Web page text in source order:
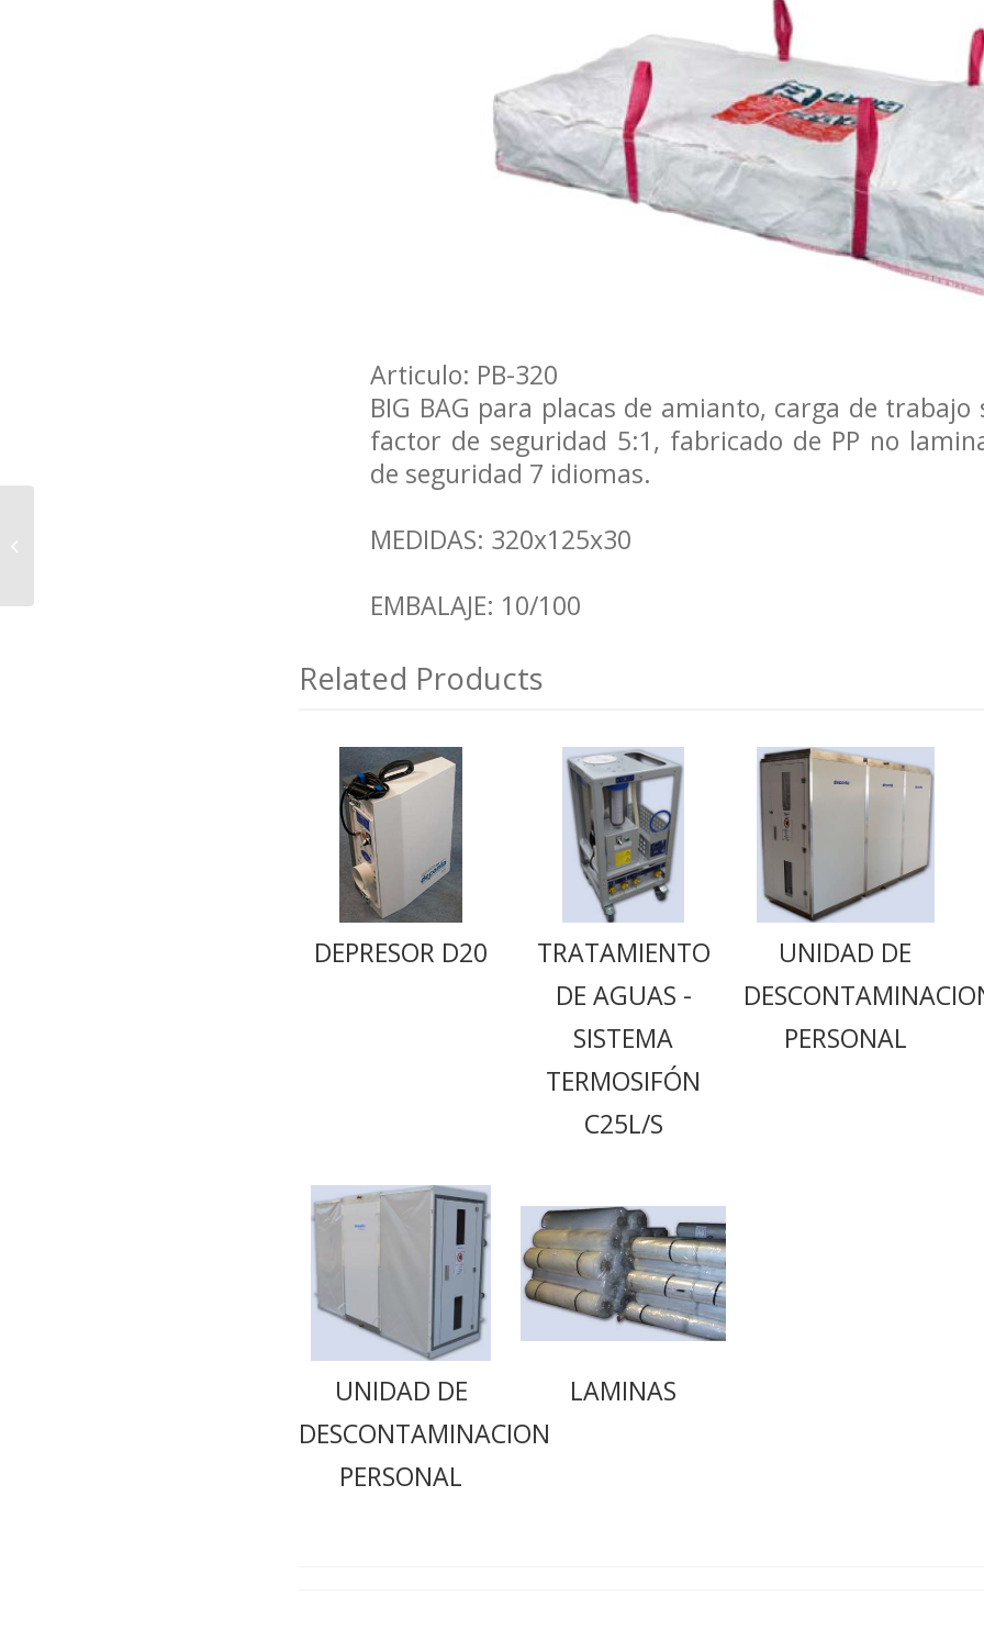
Articulo: PB-320
BIG BAG para placas de amianto, carga de trabajo
factor de seguridad 5:1, fabricado de PP no
de seguridad 7 idiomas.
MEDIDAS: 320x125x30
EMBALAJE: 10/100
Related Products
DEPRESOR D20
TRATAMIENTO
DE AGUAS -
SISTEMA
TERMOSIFÓN
C25L/S
UNIDAD DE
PERSONAL
UNIDAD DE
DESCONTAMINACION
PERSONAL
LAMINAS